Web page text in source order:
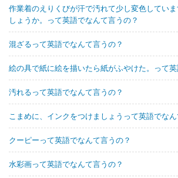
作業着のえりくびが汗で汚れて少し変色してい
しょうか。って英語でなんて言うの？
混ざるって英語でなんて言うの？
絵の具で紙に絵を描いたら紙がふやけた。って
汚れるって英語でなんて言うの？
こまめに、インクをつけましょうって英語でなん
クーピーって英語でなんて言うの？
水彩画って英語でなんて言うの？